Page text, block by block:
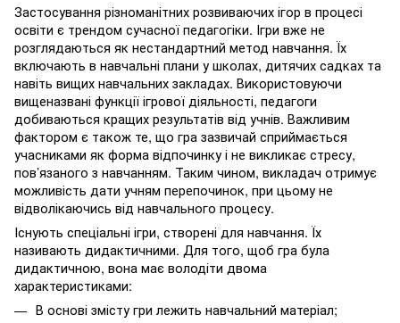
Застосування різноманітних розвиваючих ігор в процесі
освіти є трендом сучасної педагогіки. Ігри вже не
розглядаються як нестандартний метод навчання. Їх
включають в навчальні плани у школах, дитячих садках та
навіть вищих навчальних закладах. Використовуючи
вищеназвані функції ігрової діяльності, педагоги
добиваються кращих результатів від учнів. Важливим
фактором є також те, що гра зазвичай сприймається
учасниками як форма відпочинку і не викликає стресу,
пов’язаного з навчанням. Таким чином, викладач отримує
можливість дати учням перепочинок, при цьому не
відволікаючись від навчального процесу.
Існують спеціальні ігри, створені для навчання. Їх
називають дидактичними. Для того, щоб гра була
дидактичною, вона має володіти двома
характеристиками:
В основі змісту гри лежить навчальний матеріал;